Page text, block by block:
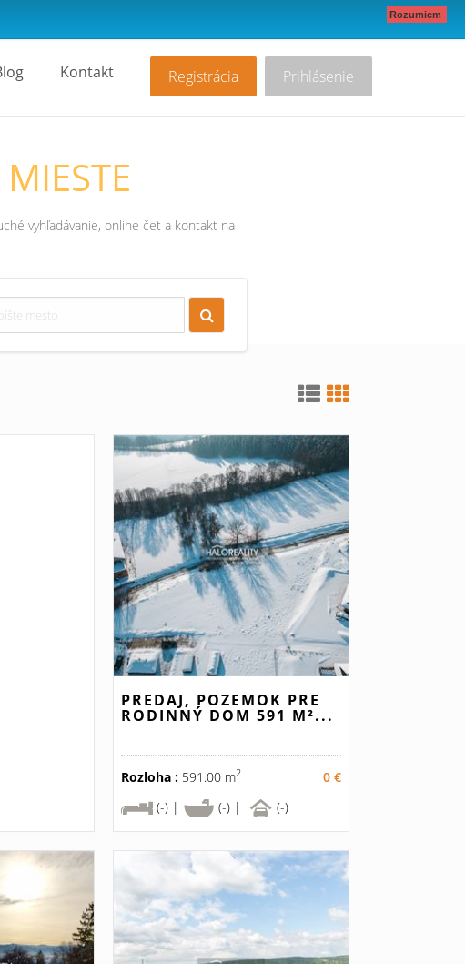
Rozumiem
Registrácia Prihlásenie
Kontakt
vyhľadávanie, online čet a kontakt na
PREDAJ, POZEMOK PRE
RODINNÝ DOM 591 M²...
Rozloha : 591.00 m2
0 €
(-) |
(-) | (-)